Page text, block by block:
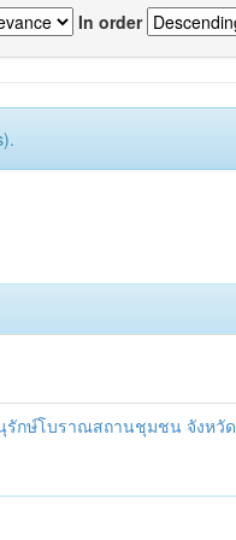
In order
รักษ์โบราณสถานชุมชน จังหวัด